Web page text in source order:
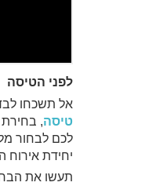
לפני הטיסה
אל תשכחו
טיסה, בחירת
לכם לבחור
יחידת
תעשו את